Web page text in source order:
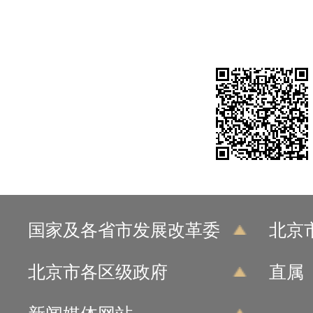
国家及各省市发展改革委 北京
北京市各区级政府 直属